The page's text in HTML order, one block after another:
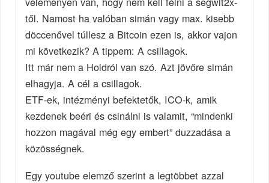
től. Namost ha valóban simán vagy max. kisebb
döccenővel túllesz a Bitcoin ezen is, akkor vajon
mi következik? A tippem: A csillagok.
Itt már nem a Holdról van szó. Azt jövőre simán
elhagyja. A cél a csillagok.
ETF-ek, intézményi befektetők, ICO-k, amik
kezdenek beéri és csinálni is valamit, “mindenki
hozzon magával még egy embert” duzzadása a
közösségnek.
Egy youtube elemző szerint a legtöbbet azzal